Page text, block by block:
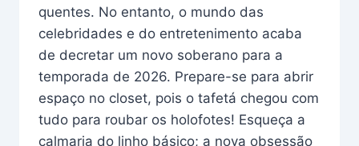
quentes. No entanto, o mundo das
celebridades e do entretenimento acaba
de decretar um novo soberano para a
temporada de 2026. Prepare-se para abrir
espaço no closet, pois o tafetá chegou com
tudo para roubar os holofotes! Esqueça a
calmaria do linho básico; a nova obsessão